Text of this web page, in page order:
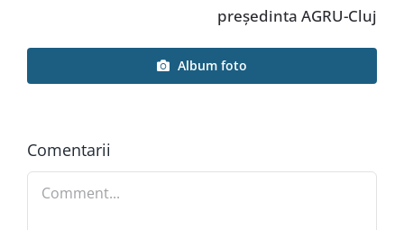
președinta AGRU-Cluj
Album foto
Comentarii
Comment